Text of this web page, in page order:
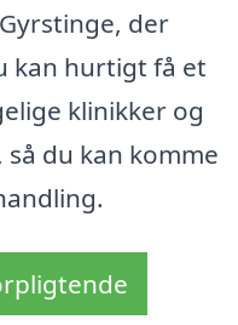
der
kan hurtigt få et
klinikker og
du kan komme